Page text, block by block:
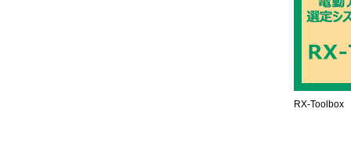
RX-Toolbox